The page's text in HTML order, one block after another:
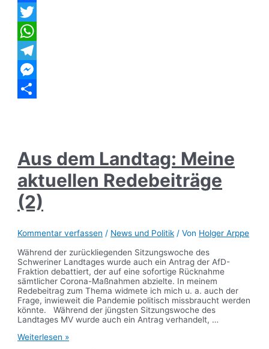
Facebook
Twitter
WhatsApp
Telegram
Messenger
Aus dem Landtag: Meine
aktuellen Redebeiträge
(2)
Kommentar verfassen / News und Politik / Von Holger Arppe
Während der zurückliegenden Sitzungswoche des
Schweriner Landtages wurde auch ein Antrag der AfD-
Fraktion debattiert, der auf eine sofortige Rücknahme
sämtlicher Corona-Maßnahmen abzielte. In meinem
Redebeitrag zum Thema widmete ich mich u. a. auch der
Frage, inwieweit die Pandemie politisch missbraucht werden
könnte. Während der jüngsten Sitzungswoche des
Landtages MV wurde auch ein Antrag verhandelt, …
Aus
Weiterlesen »